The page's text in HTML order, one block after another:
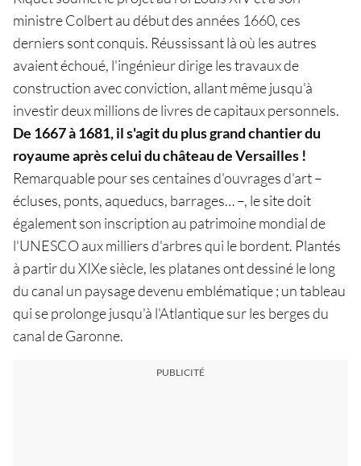
ministre Colbert au début des années 1660, ces
derniers sont conquis. Réussissant là où les autres
avaient échoué, l'ingénieur dirige les travaux de
construction avec conviction, allant même jusqu'à
investir deux millions de livres de capitaux personnels.
De 1667 à 1681, il s'agit du plus grand chantier du
royaume après celui du château de Versailles !
Remarquable pour ses centaines d'ouvrages d'art –
écluses, ponts, aqueducs, barrages… –, le site doit
également son inscription au patrimoine mondial de
l'UNESCO aux milliers d'arbres qui le bordent. Plantés
à partir du XIXe siècle, les platanes ont dessiné le long
du canal un paysage devenu emblématique ; un tableau
qui se prolonge jusqu'à l'Atlantique sur les berges du
canal de Garonne.